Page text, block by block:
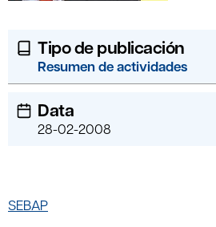
Tipo de publicación
Resumen de actividades
Data
28-02-2008
SEBAP